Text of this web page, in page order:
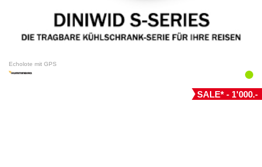
Echolote mit GPS
SALE* - 1'000.-